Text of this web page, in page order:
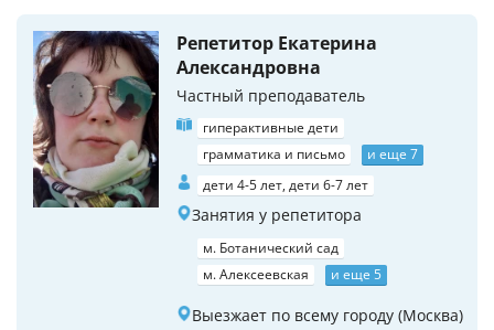
Репетитор Екатерина
Александровна
Частный преподаватель
гиперактивные дети
грамматика и письмо
и еще 7
дети 4-5 лет, дети 6-7 лет
Занятия у репетитора
м. Ботанический сад
м. Алексеевская
и еще 5
Выезжает по всему городу (Москва)